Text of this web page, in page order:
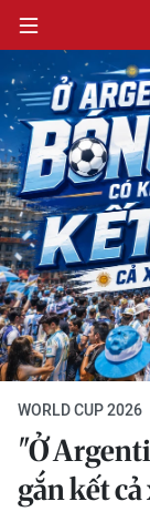
TIN TỨC
LỊCH THI ĐẤU
NGÔI SAO/ĐỘI
ĐA PHƯƠNG
WORLD CUP 2026
"Ở
gắn kết